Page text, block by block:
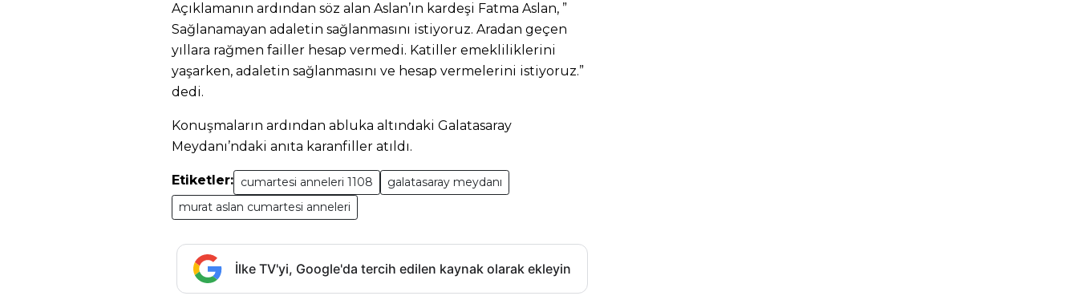
Açıklamanın ardından söz alan Aslan’ın kardeşi Fatma Aslan, ”
Sağlanamayan adaletin sağlanmasını istiyoruz. Aradan geçen
yıllara rağmen failler hesap vermedi. Katiller emekliliklerini
yaşarken, adaletin sağlanmasını ve hesap vermelerini istiyoruz.”
dedi.
Konuşmaların ardından abluka altındaki Galatasaray
Meydanı’ndaki anıta karanfiller atıldı.
Etiketler: cumartesi anneleri 1108
galatasaray meydanı
murat aslan cumartesi anneleri
İlke TV'yi, Google'da tercih edilen kaynak olarak ekleyin